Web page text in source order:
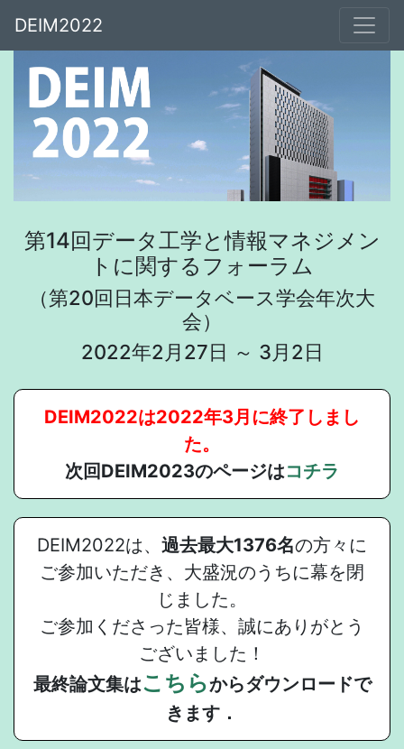
DEIM2022
第14回データ工学と情報マネジメン
トに関するフォーラム
（第20回日本データベース学会年次大
会）
2022年2月27日 ～ 3月2日
DEIM2022は2022年3月に終了しまし
た。
次回DEIM2023のページはコチラ
DEIM2022は、 過去最大1376名の方々に
ご参加いただき、大盛況のうちに幕を閉
じました。
ご参加くださった皆様、誠にありがとう
ございました！
最終論文集はこちらからダウンロードで
きます．